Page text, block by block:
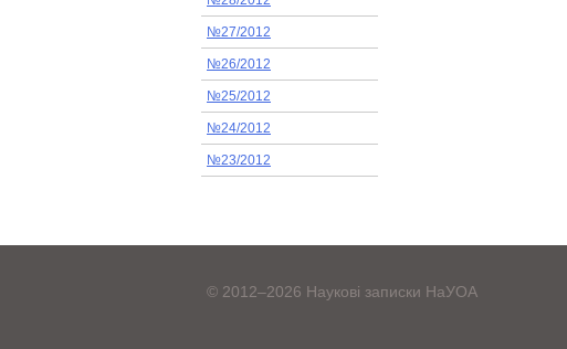
№27/2012
№26/2012
№25/2012
№24/2012
№23/2012
© 2012–2026 Наукові записки НаУОА